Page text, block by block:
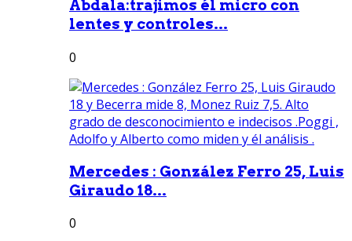
Abdala:trajimos él micro con
lentes y controles...
0
Mercedes : González Ferro 25, Luis
Giraudo 18...
0